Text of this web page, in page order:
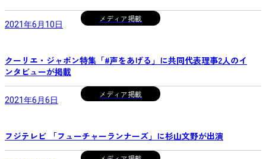
クーリエ・ジャポン特集「#声をあげる」に共同代表理事2人のイ
ンタビューが掲載
2021年6月10日
メディア掲載
フジテレビ 「フューチャーランナーズ」に杉山文野が出演
2021年6月6日
メディア掲載